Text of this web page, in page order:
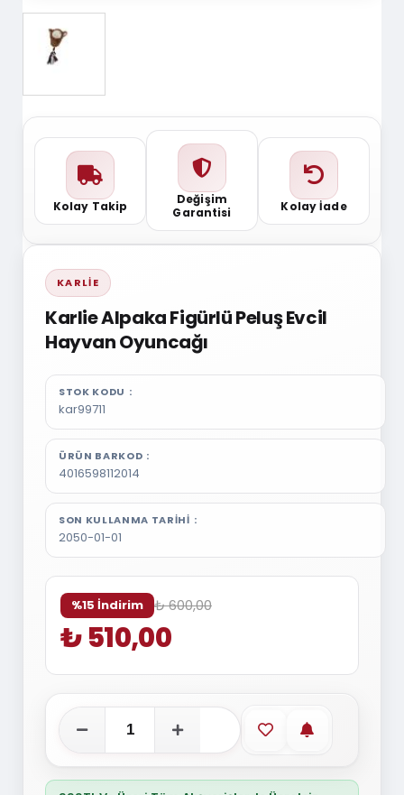
Kolay Takip
Değişim
Garantisi
Kolay İade
KARLIE
Karlie Alpaka Figürlü Peluş Evcil
Hayvan Oyuncağı
STOK KODU
kar99711
ÜRÜN BARKOD
4016598112014
SON KULLANMA TARIHI
2050-01-01
%15 İndirim ₺ 600,00
₺ 510,00
Favorilere ekle
Stoğa